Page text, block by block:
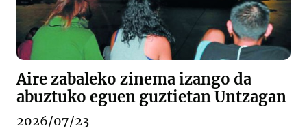
Aire zabaleko zinema izango da
abuztuko eguen guztietan Untzagan
2026/07/23